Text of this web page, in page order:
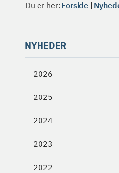
Du er her: Forside
NYHEDER
2026
2025
2024
2023
2022